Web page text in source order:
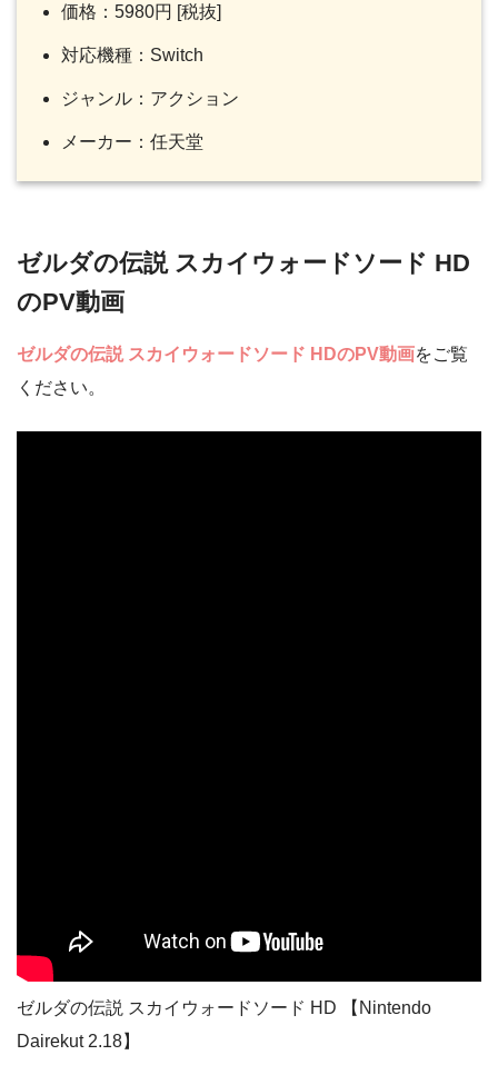
価格：5980円 [税抜]
対応機種：Switch
ジャンル：アクション
メーカー：任天堂
ゼルダの伝説 スカイウォードソード HD
のPV動画
ゼルダの伝説 スカイウォードソード HDのPV動画をご覧
ください。
ゼルダの伝説 スカイウォードソード HD 【Nintendo
Dairekut 2.18】